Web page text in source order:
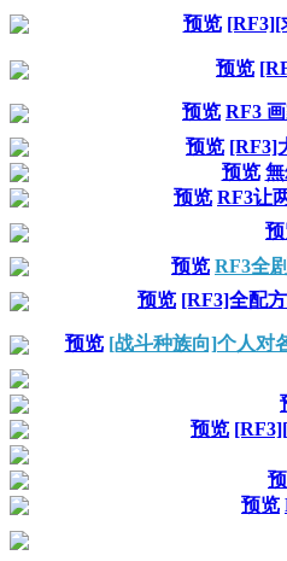
预览 [RF3][
预览
预览 RF3
预览 [RF3]
预览
预览 RF3让
预览 RF3全
预览 [RF3]全配
预览 [战斗种族向]个人对
预览
预览